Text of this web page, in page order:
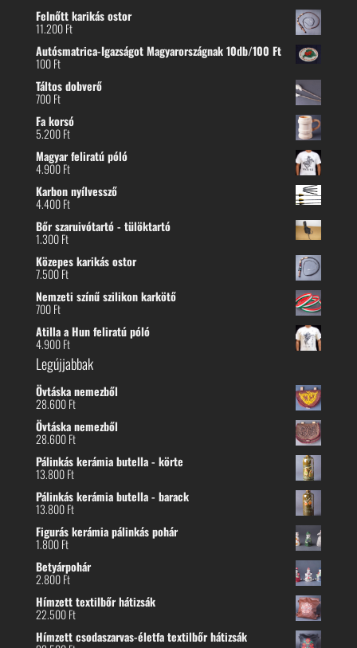
Felnőtt karikás ostor
11.200Ft
Autósmatrica-Igazságot Magyarországnak 10db/100 Ft
100Ft
Táltos dobverő
700Ft
Fa korsó
5.200Ft
Magyar feliratú póló
4.900Ft
Karbon nyílvessző
4.400Ft
Bőr szaruivótartó - tülöktartó
1.300Ft
Közepes karikás ostor
7.500Ft
Nemzeti színű szilikon karkötő
700Ft
Atilla a Hun feliratú póló
4.900Ft
Legújjabbak
Övtáska nemezből
28.600Ft
Övtáska nemezből
28.600Ft
Pálinkás kerámia butella - körte
13.800Ft
Pálinkás kerámia butella - barack
13.800Ft
Figurás kerámia pálinkás pohár
1.800Ft
Betyárpohár
2.800Ft
Hímzett textilbőr hátizsák
22.500Ft
Hímzett csodaszarvas-életfa textilbőr hátizsák